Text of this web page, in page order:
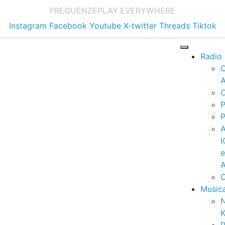
FREQUENZEPLAY EVERYWHERE
Instagram Facebook Youtube X-twitter Threads Tiktok
Radio
e